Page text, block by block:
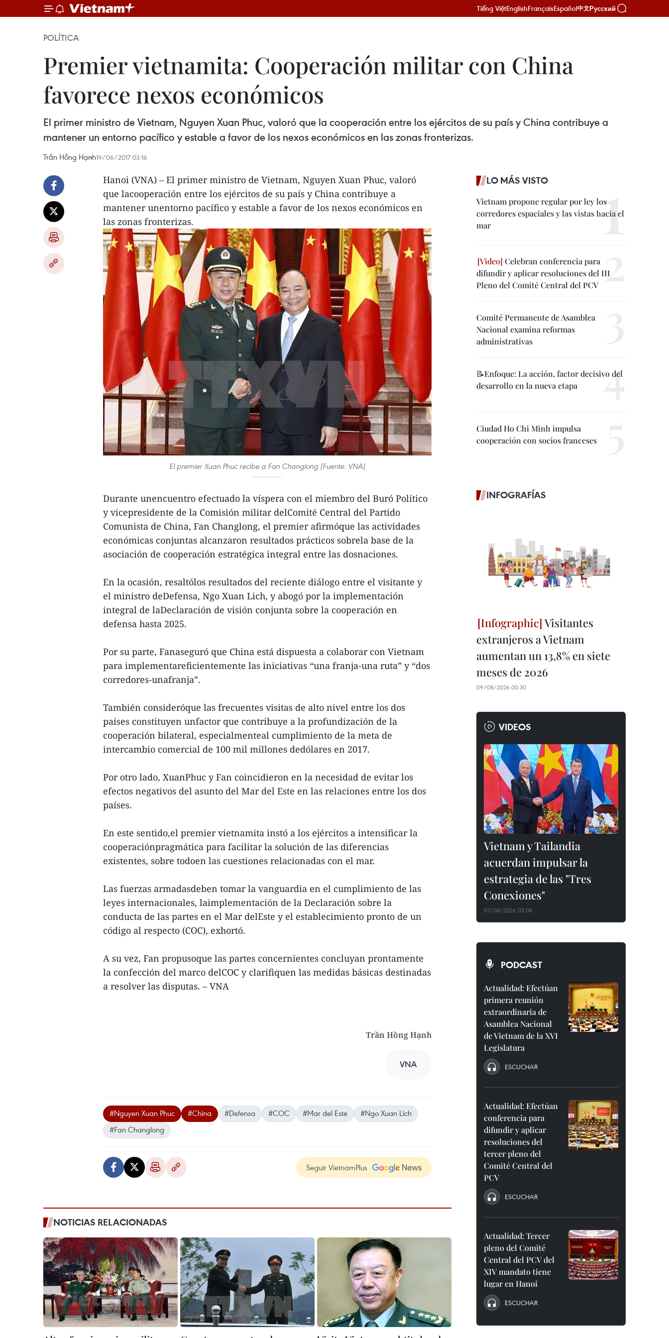
Tiếng ViệtEnglishFrançaisEspañol中文Русский
POLÍTICA
Premier vietnamita: Cooperación militar con China
favorece nexos económicos
El primer ministro de Vietnam, Nguyen Xuan Phuc, valoró que la cooperación entre los ejércitos de su país y China contribuye a
mantener un entorno pacífico y estable a favor de los nexos económicos en las zonas fronterizas.
Trần Hồng Hạnh19/06/2017 03:16
Hanoi (VNA) – El primer ministro de Vietnam, Nguyen Xuan Phuc, valoró
que lacooperación entre los ejércitos de su país y China contribuye a
mantener unentorno pacífico y estable a favor de los nexos económicos en
las zonas fronterizas.
El premier Xuan Phuc recibe a Fan Changlong (Fuente: VNA)
Durante unencuentro efectuado la víspera con el miembro del Buró Político
y vicepresidente de la Comisión militar delComité Central del Partido
Comunista de China, Fan Changlong, el premier afirmóque las actividades
económicas conjuntas alcanzaron resultados prácticos sobrela base de la
asociación de cooperación estratégica integral entre las dosnaciones.
En la ocasión, resaltólos resultados del reciente diálogo entre el visitante y
el ministro deDefensa, Ngo Xuan Lich, y abogó por la implementación
integral de laDeclaración de visión conjunta sobre la cooperación en
defensa hasta 2025.
Por su parte, Fanaseguró que China está dispuesta a colaborar con Vietnam
para implementareficientemente las iniciativas “una franja-una ruta” y “dos
corredores-unafranja”.
También consideróque las frecuentes visitas de alto nivel entre los dos
países constituyen unfactor que contribuye a la profundización de la
cooperación bilateral, especialmenteal cumplimiento de la meta de
intercambio comercial de 100 mil millones dedólares en 2017.
Por otro lado, XuanPhuc y Fan coincidieron en la necesidad de evitar los
efectos negativos del asunto del Mar del Este en las relaciones entre los dos
países.
En este sentido,el premier vietnamita instó a los ejércitos a intensificar la
cooperaciónpragmática para facilitar la solución de las diferencias
existentes, sobre todoen las cuestiones relacionadas con el mar.
Las fuerzas armadasdeben tomar la vanguardia en el cumplimiento de las
leyes internacionales, laimplementación de la Declaración sobre la
conducta de las partes en el Mar delEste y el establecimiento pronto de un
código al respecto (COC), exhortó.
A su vez, Fan propusoque las partes concernientes concluyan prontamente
la confección del marco delCOC y clarifiquen las medidas básicas destinadas
a resolver las disputas. – VNA
Trần Hồng Hạnh
VNA
#Nguyen Xuan Phuc #China #Defensa #COC #Mar del Este
#Ngo Xuan Lich
#Fan Changlong
Seguir VietnamPlus
NOTICIAS RELACIONADAS
LO MÁS VISTO
Vietnam propone regular por ley los
corredores espaciales y las vistas hacia el
mar
Celebran conferencia para
difundir y aplicar resoluciones del III
Pleno del Comité Central del PCV
Comité Permanente de Asamblea
Nacional examina reformas
administrativas
📝Enfoque: La acción, factor decisivo del
desarrollo en la nueva etapa
Ciudad Ho Chi Minh impulsa
cooperación con socios franceses
INFOGRAFÍAS
Visitantes
extranjeros a Vietnam
aumentan un 13,8% en siete
meses de 2026
09/08/2026 00:30
VIDEOS
Vietnam y Tailandia
acuerdan impulsar la
estrategia de las "Tres
Conexiones"
07/08/2026 03:08
PODCAST
Actualidad: Efectúan
primera reunión
extraordinaria de
Asamblea Nacional
de Vietnam de la XVI
Legislatura
ESCUCHAR
Actualidad: Efectúan
conferencia para
difundir y aplicar
resoluciones del
tercer pleno del
Comité Central del
PCV
ESCUCHAR
Actualidad: Tercer
pleno del Comité
Central del PCV del
XIV mandato tiene
lugar en Hanoi
ESCUCHAR